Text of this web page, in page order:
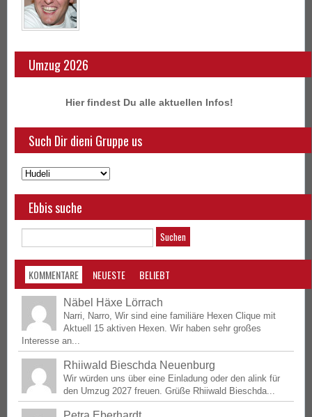
Umzug 2026
Hier findest Du alle aktuellen Infos!
Such Dir dieni Gruppe us
Ebbis suche
KOMMENTARE NEUESTE BELIEBT
Näbel Häxe Lörrach
Narri, Narro, Wir sind eine familiäre Hexen Clique mit
Aktuell 15 aktiven Hexen. Wir haben sehr großes
Interesse an...
Rhiiwald Bieschda Neuenburg
Wir würden uns über eine Einladung oder den alink für
den Umzug 2027 freuen. Grüße Rhiiwald Bieschda...